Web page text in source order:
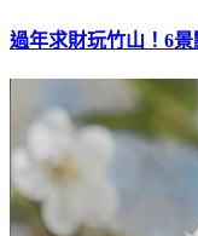
過年求財玩竹山！6